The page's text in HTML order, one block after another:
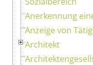
Anerkennung
Anzeige von
Architekt